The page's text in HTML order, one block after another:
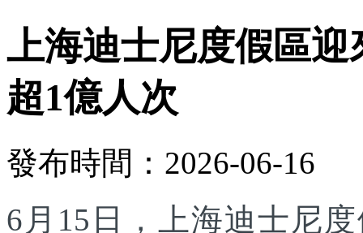
上海迪士尼度假區
超1億人次
發布時間：2026-06-16
6月15日，上海迪士尼